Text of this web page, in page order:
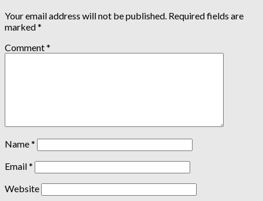
Your email address will not be published. Required fields are
marked*
Comment*
Name*
Email*
Website